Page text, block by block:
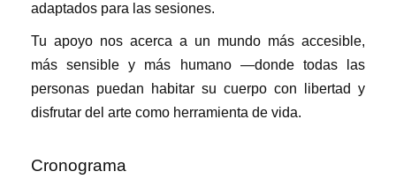
adaptados para las sesiones.
Tu apoyo nos acerca a un mundo más accesible,
más sensible y más humano —donde todas las
personas puedan habitar su cuerpo con libertad y
disfrutar del arte como herramienta de vida.
Cronograma